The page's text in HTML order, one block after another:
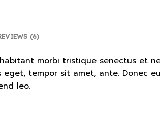
(6)
morbi tristique senectus et
tempor sit amet, ante. Donec
leo.